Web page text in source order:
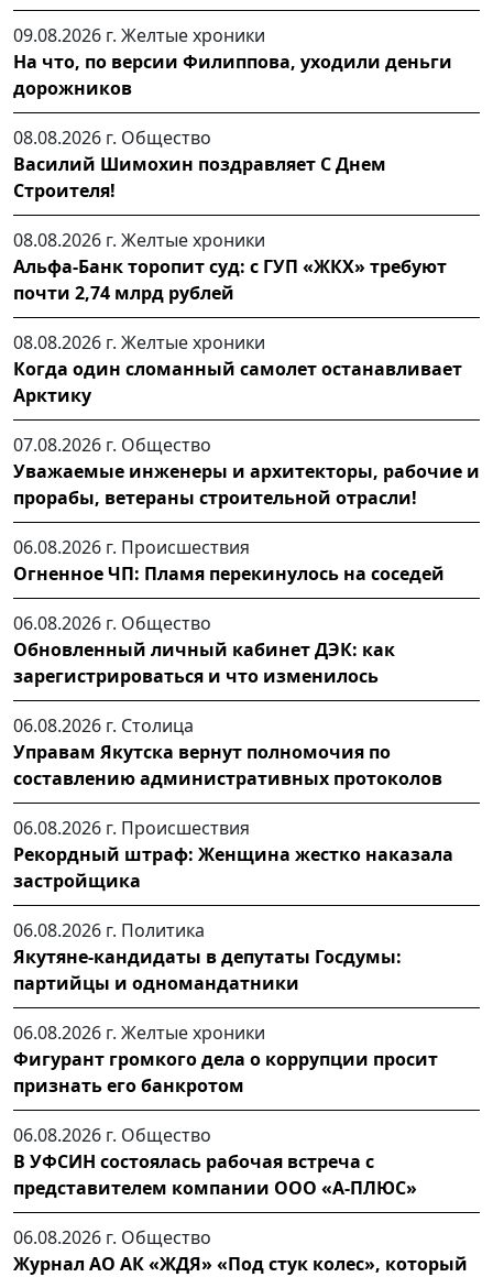
09.08.2026 г. Желтые хроники
На что, по версии Филиппова, уходили деньги
дорожников
08.08.2026 г. Общество
Василий Шимохин поздравляет С Днем
Строителя!
08.08.2026 г. Желтые хроники
Альфа-Банк торопит суд: с ГУП «ЖКХ» требуют
почти 2,74 млрд рублей
08.08.2026 г. Желтые хроники
Когда один сломанный самолет останавливает
Арктику
07.08.2026 г. Общество
Уважаемые инженеры и архитекторы, рабочие и
прорабы, ветераны строительной отрасли!
06.08.2026 г. Происшествия
Огненное ЧП: Пламя перекинулось на соседей
06.08.2026 г. Общество
Обновленный личный кабинет ДЭК: как
зарегистрироваться и что изменилось
06.08.2026 г. Столица
Управам Якутска вернут полномочия по
составлению административных протоколов
06.08.2026 г. Происшествия
Рекордный штраф: Женщина жестко наказала
застройщика
06.08.2026 г. Политика
Якутяне-кандидаты в депутаты Госдумы:
партийцы и одномандатники
06.08.2026 г. Желтые хроники
Фигурант громкого дела о коррупции просит
признать его банкротом
06.08.2026 г. Общество
В УФСИН состоялась рабочая встреча с
представителем компании ООО «А-ПЛЮС»
06.08.2026 г. Общество
Журнал АО АК «ЖДЯ» «Под стук колес», который